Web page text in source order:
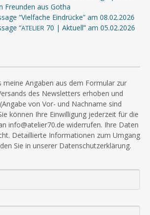
Freunden aus Gotha
“Vielfache Eindrücke” am 08.02.2026
“ATELIER 70 | Aktuell” am 05.02.2026
meine Angaben aus dem Formular zur
des Newsletters erhoben und
von Vor- und Nachname sind
können Ihre Einwilligung jederzeit für die
info@atelier70.de widerrufen. Ihre Daten
Detaillierte Informationen zum Umgang
Sie in unserer Datenschutzerklärung.